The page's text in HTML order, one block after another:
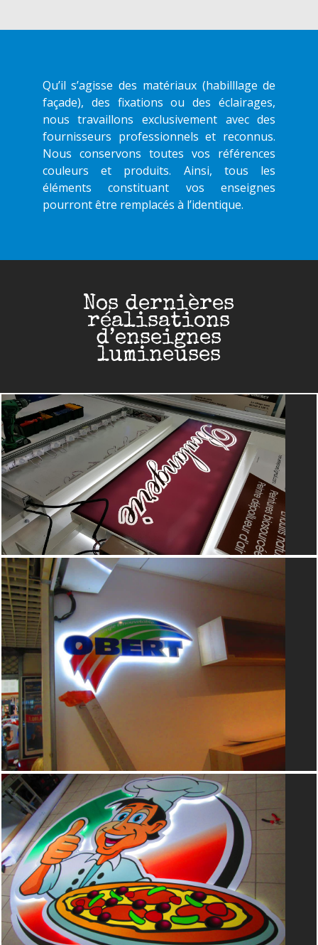
Qu’il s’agisse des matériaux (habilllage de
façade), des fixations ou des éclairages,
nous travaillons exclusivement avec des
fournisseurs professionnels et reconnus.
Nous conservons toutes vos références
couleurs et produits. Ainsi, tous les
éléments constituant vos enseignes
pourront être remplacés à l’identique.
Nos dernières
réalisations
d’enseignes
lumineuses